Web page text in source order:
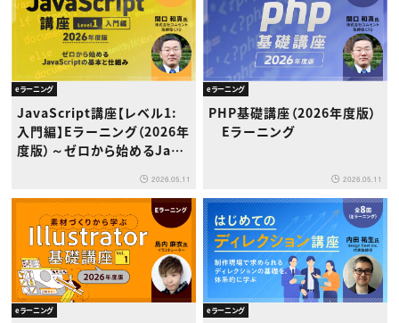
eラーニング
JavaScript講座【レベル1:
入門編】Eラーニング（2026年
度版）～ゼロから始めるJava
2026.05.11
eラーニング
PHP基礎講座（2026年度版）
Eラーニング
2026.05.11
eラーニング eラーニング